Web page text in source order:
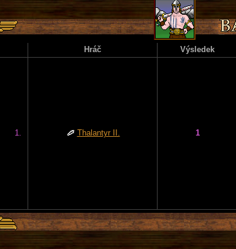
Hráč Výsledek
1. Thalantyr II. 1